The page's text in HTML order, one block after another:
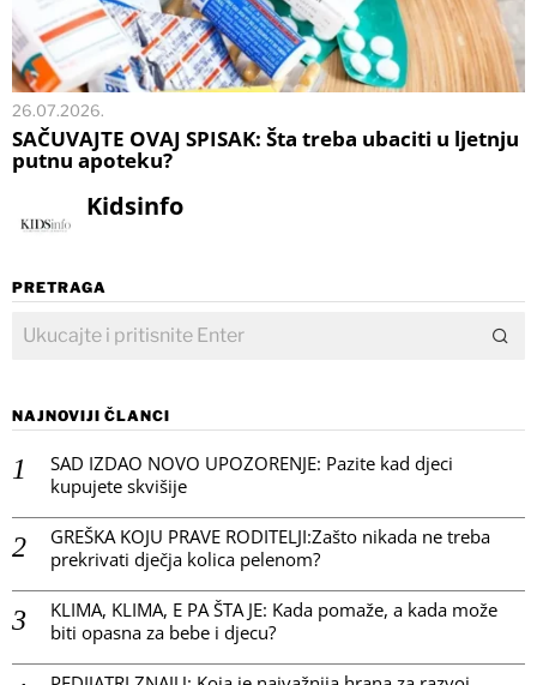
26.07.2026.
SAČUVAJTE OVAJ SPISAK: Šta treba ubaciti u ljetnju
putnu apoteku?
Kidsinfo
PRETRAGA
NAJNOVIJI ČLANCI
SAD IZDAO NOVO UPOZORENJE: Pazite kad djeci
kupujete skvišije
GREŠKA KOJU PRAVE RODITELJI:Zašto nikada ne treba
prekrivati dječja kolica pelenom?
KLIMA, KLIMA, E PA ŠTA JE: Kada pomaže, a kada može
biti opasna za bebe i djecu?